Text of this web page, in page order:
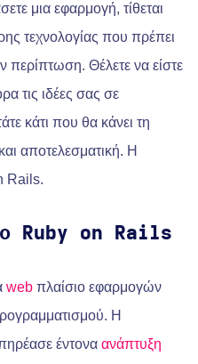
μια εφαρμογή, τίθεται
τεχνολογίας που πρέπει
περίπτωση. Θέλετε να είστε
τις ιδέες σας σε
κάτι που θα κάνει τη
αποτελεσματική. Η
Rails.
Ruby on Rails
web πλαίσιο εφαρμογών
Η
έντονα ανάπτυξη